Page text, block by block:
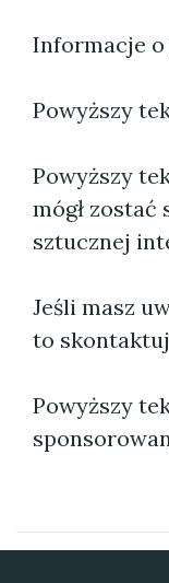
Informacje o
Powyższy
Powyższy
mógł
sztucznej
Jeśli masz
to
Powyższy